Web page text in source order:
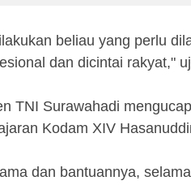
beliau yang perlu
dan dicintai rakyat,"
TNI Surawahadi
Kodam XIV
dan bantuannya,